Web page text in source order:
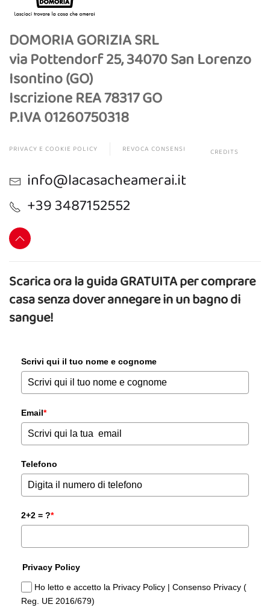
DOMORIA GORIZIA SRL
via Pottendorf 25, 34070 San Lorenzo
Isontino (GO)
Iscrizione REA 78317 GO
P.IVA 01260750318
PRIVACY E COOKIE POLICY REVOCA CONSENSI CREDITS
info@lacasacheamerai.it
+39 3487152552
Scarica ora la guida GRATUITA per comprare
casa senza dover annegare in un bagno di
sangue!
Scrivi qui il tuo nome e cognome
Email*
Telefono
2+2 = ?*
Privacy Policy
Ho letto e accetto la Privacy Policy | Consenso Privacy (
Reg. UE 2016/679)